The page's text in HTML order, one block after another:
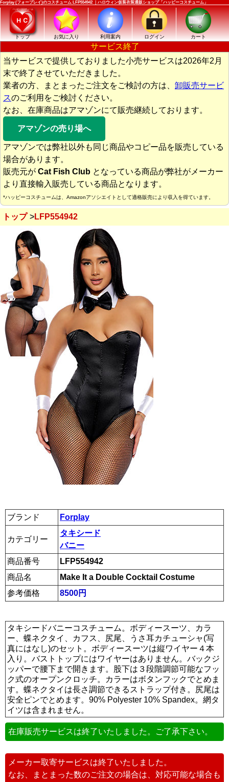
Forplay (フォープレイ)のコスチューム LFP554942 ｜ハロウィン仮装衣装通販ショップ「ハッピーコスチューム」
トップ お気に入り 利用案内 ログイン カート
サービス終了
当サービスで提供しておりました小売サービスは2026年2月
末で終了させていただきました。
業者の方、まとまったご注文をご検討の方は、 卸販売サービ
スのご利用をご検討ください。
なお、在庫商品はアマゾンにて販売継続しております。
アマゾンの売り場へ
アマゾンでは弊社以外も同じ商品やコピー品を販売している
場合があります。
販売元が Cat Fish Club となっている商品が弊社がメーカー
より直接輸入販売している商品となります。
*ハッピーコスチュームは、Amazonアソシエイトとして適格販売により収入を得ています。
トップ LFP554942
ブランド Forplay
カテゴリー
タキシード
バニー
商品番号
LFP554942
商品名
Make It a Double Cocktail Costume
参考価格
8500円
タキシードバニーコスチューム。ボディースーツ、カラ
ー、蝶ネクタイ、カフス、尻尾、うさ耳カチューシャ(写
真にはなし)のセット。ボディースーツは縦ワイヤー４本
入り。バストトップにはワイヤーはありません。バックジ
ッパーで腰下まで開きます。股下は３段階調節可能なフッ
ク式のオープンクロッチ。カラーはボタンフックでとめま
す。蝶ネクタイは長さ調節できるストラップ付き。尻尾は
安全ピンでとめます。90% Polyester 10% Spandex。網タ
イツは含まれません。
在庫販売サービスは終了いたしました。ご了承下さい。
メーカー取寄サービスは終了いたしました。
なお、まとまった数のご注文の場合は、対応可能な場合も